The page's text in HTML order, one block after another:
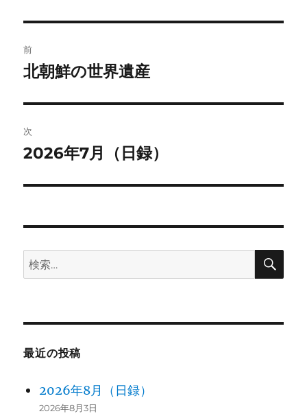
2004
nd Qing Dynasties in Beijing an
2005
Historic Centre of Macao (200
殷墟
Sichuan Giant Panda Sanctuari
d Jiajin Mountains (2006)
Kaiping Diaolou and Villages (2
Park (2008)
稿
ビ
ゲ
ー
ン
前
前
投
稿:
北朝鮮の世界遺産
次
次
投
2026年7月（日録）
検
索:
検
最近の投稿
2026年8月（日録）
2026年8月3日